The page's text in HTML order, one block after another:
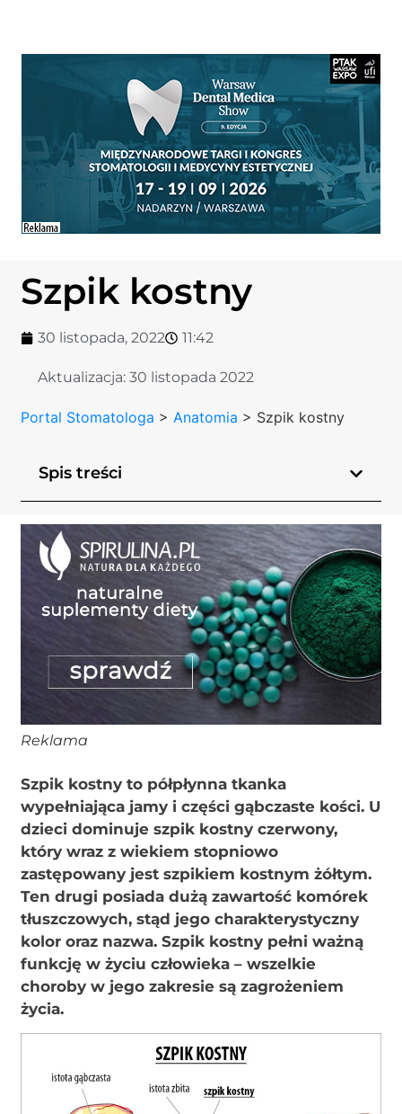
Szpik kostny
30 listopada, 2022 11:42
Aktualizacja:30 listopada 2022
Portal Stomatologa >Anatomia > Szpik kostny
Spis treści
Reklama
Szpik kostny to półpłynna tkanka
wypełniająca jamy i części gąbczaste kości. U
dzieci dominuje szpik kostny czerwony,
który wraz z wiekiem stopniowo
zastępowany jest szpikiem kostnym żółtym.
Ten drugi posiada dużą zawartość komórek
tłuszczowych, stąd jego charakterystyczny
kolor oraz nazwa. Szpik kostny pełni ważną
funkcję w życiu człowieka – wszelkie
choroby w jego zakresie są zagrożeniem
życia.